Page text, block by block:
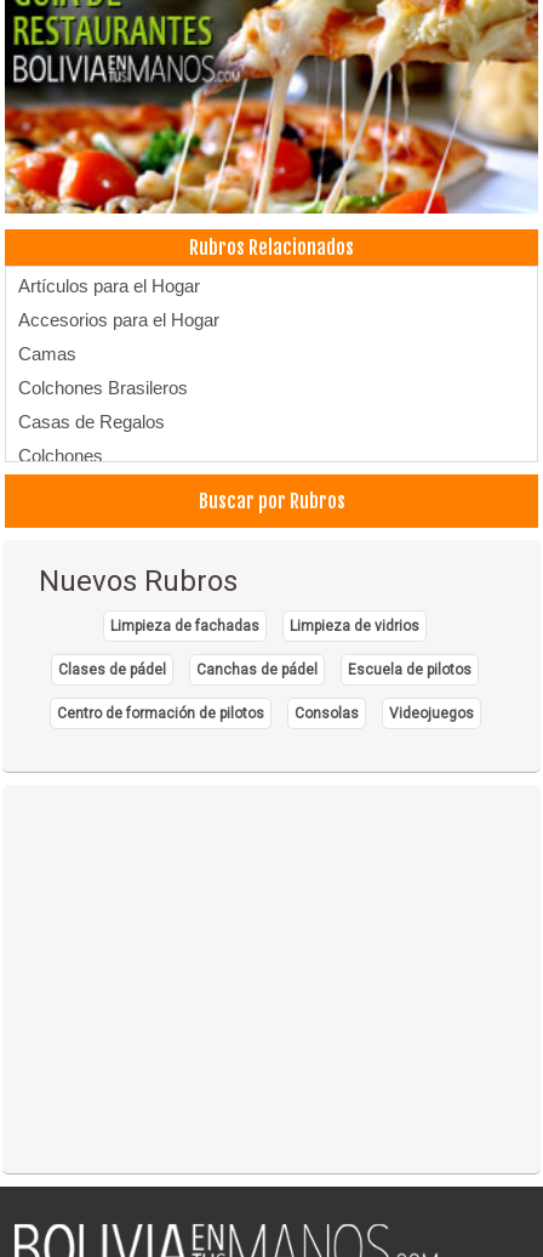
Rubros Relacionados
Artículos para el Hogar
Accesorios para el Hogar
Camas
Colchones Brasileros
Casas de Regalos
Colchones
Fábrica de Colchones
Muebles para Dormitorio
Ropa de Cama
Sillones
Buscar por Rubros
Nuevos Rubros
Limpieza de fachadas Limpieza de vidrios
Clases de pádel Canchas de pádel Escuela de pilotos
Centro de formación de pilotos Consolas Videojuegos